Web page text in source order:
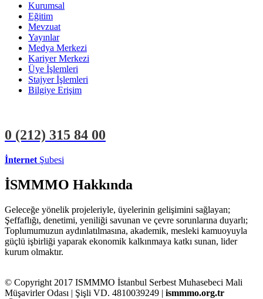
Kurumsal
Eğitim
Mevzuat
Yayınlar
Medya Merkezi
Kariyer Merkezi
Üye İşlemleri
Stajyer İşlemleri
Bilgiye Erişim
0 (212) 315 84 00
İnternet Şubesi
İSMMMO Hakkında
Geleceğe yönelik projeleriyle, üyelerinin gelişimini sağlayan;
Şeffaflığı, denetimi, yeniliği savunan ve çevre sorunlarına duyarlı;
Toplumumuzun aydınlatılmasına, akademik, mesleki kamuoyuyla
güçlü işbirliği yaparak ekonomik kalkınmaya katkı sunan, lider
kurum olmaktır.
© Copyright 2017 ISMMMO İstanbul Serbest Muhasebeci Mali
Müşavirler Odası | Şişli VD. 4810039249 | ismmmo.org.tr